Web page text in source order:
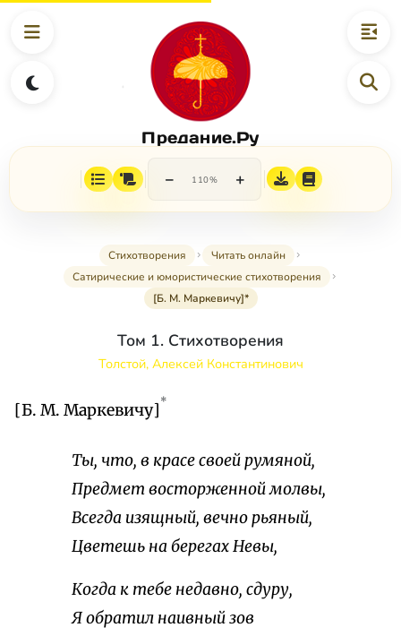
Предание.Ру
− 110% +
Стихотворения
Читать онлайн
Сатирические и юмористические стихотворения
[Б. М. Маркевичу]*
Том 1. Стихотворения
Толстой, Алексей Константинович
[Б. М. Маркевичу] *
Ты, что, в красе своей румяной,
Предмет восторженной молвы,
Всегда изящный, вечно рьяный,
Цветешь на берегах Невы,
Когда к тебе недавно, сдуру,
Я обратил наивный зов